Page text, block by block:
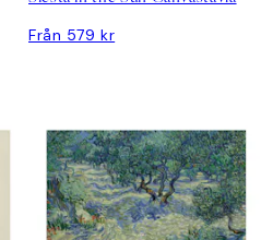
Från 579 kr